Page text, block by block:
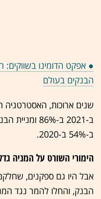
● אפקט הדומינו
הבנקים בעולם
שנים ארוכות, האסטרטגיה
ב-54% ב-2020.
הימורי השורט על המניה גדלו
אבל היו גם ספקנים,